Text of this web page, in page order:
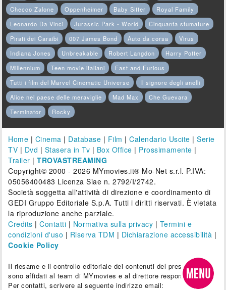
Checco Zalone
Oppenheimer Baby Sitter
Royal Family
Leonardo Da Vinci
Jurassic Park - World
Cinquanta sfumature
Pirati dei Caraibi
007 James Bond Auto da corsa
Virus
Indiana Jones
Unbreakable Robert Langdon
Harry Potter
Millennium
Teen movie italiani
Fast and Furious
Tutti i film del Marvel Cinematic Universe
Il signore degli anelli
Alice nel paese delle meraviglie
Mad Max
Che Guevara
Terminator
Rocky
Home | Cinema | Database | Film |Calendario Uscite |Serie
TV | Dvd | Stasera in Tv | Box Office | Prossimamente |
Trailer |TROVASTREAMING
Copyright© 2000 - 2026 MYmovies.it® Mo-Net s.r.l. P.IVA:
05056400483 Licenza Siae n. 2792/I/2742.
Società soggetta all'attività di direzione e coordinamento di
GEDI Gruppo Editoriale S.p.A. Tutti i diritti riservati. È vietata
la riproduzione anche parziale.
Credits |Contatti | Normativa sulla privacy | Termini e
condizioni d'uso | Riserva TDM | Dichiarazione accessibilità |
Cookie Policy
Il riesame e il controllo editoriale dei contenuti del presente sito
sono affidati al team di MYmovies e al direttore responsabile.
Per contatti, scrivere al seguente indirizzo email: